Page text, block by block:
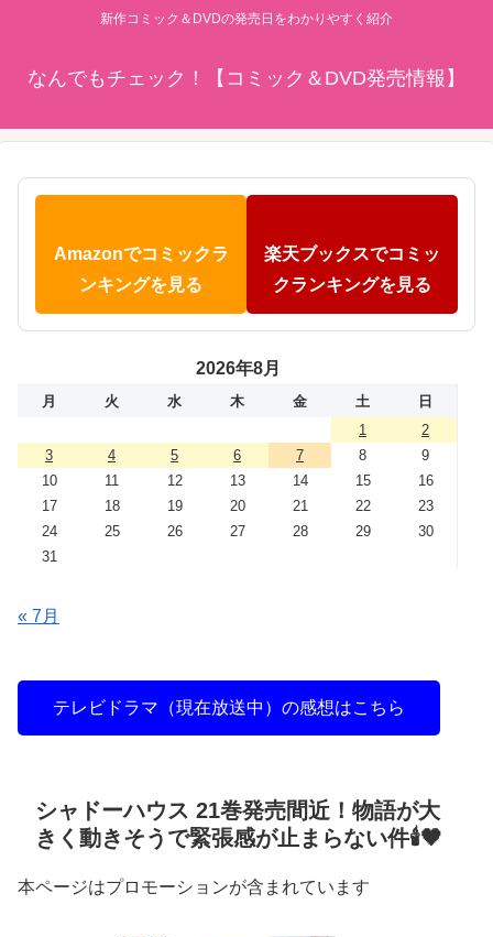
新作コミック＆DVDの発売日をわかりやすく紹介
なんでもチェック！【コミック＆DVD発売情報】
Amazonでコミックラ
ンキングを見る
楽天ブックスでコミッ
クランキングを見る
2026年8月
月 火 水 木 金 土
日
1
2
3
4 5 6 7 8
9
10
11 12 13 14 15
16
17
18 19 20 21 22
23
24
25 26 27 28 29
30
31
« 7月
テレビドラマ（現在放送中）の感想はこちら
シャドーハウス 21巻発売間近！物語が大
きく動きそうで緊張感が止まらない件🕯️🖤
本ページはプロモーションが含まれています